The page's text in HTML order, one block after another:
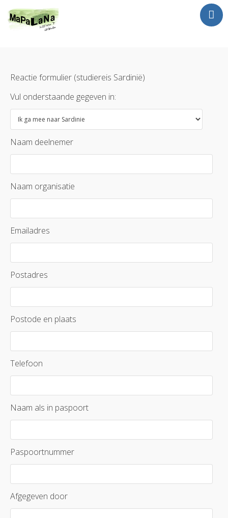
Netwerken en Partners
Opdrachten
Reizen
Contact
Reactie formulier (studiereis Sardinië)
Vul onderstaande gegeven in:
Naam deelnemer
Naam organisatie
Emailadres
Postadres
Postode en plaats
Telefoon
Naam als in paspoort
Paspoortnummer
Afgegeven door